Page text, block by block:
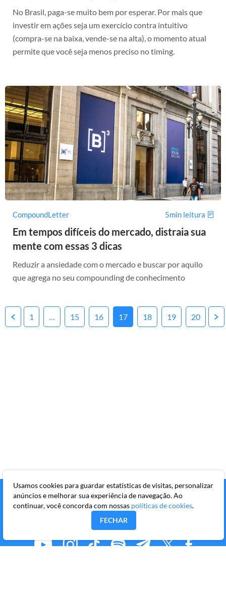
No Brasil, paga-se muito bem por esperar. Por mais que
investir em ações seja um exercício contra intuitivo
(compra-se na baixa, vende-se na alta), o momento atual
permite que você seja menos preciso no timing.
CompoundLetter 5min leitura
Em tempos difíceis do mercado, distraia sua
mente com essas 3 dicas
Reduzir a ansiedade com o mercado e buscar por aquilo
que agrega no seu compounding de conhecimento
Posts
1 … 15 16 17 18 19 20
Usamos cookies para guardar estatísticas de visitas, personalizar
anúncios e melhorar sua experiência de navegação. Ao
continuar, você concorda com nossas políticas de cookies.
FECHAR